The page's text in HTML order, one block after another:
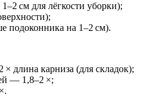
см для лёгкости уборки);
подоконника на 1–2 см).
× длина карниза (для складок);
— 1,8–2 ×;